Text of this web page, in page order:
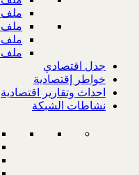
ملف
ملف
ملف
ملف
جدل اقتصادي
خواطر إقتصادية
احداث وتقارير اقتصادية
نشاطات الشبكة